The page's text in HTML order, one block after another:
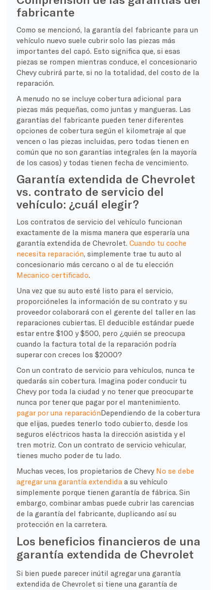
fabricante
Como se mencionó, la garantía del fabricante para un
vehículo nuevo suele cubrir solo las piezas más
importantes del capó. Esto significa que, si esas
piezas se rompen mientras conduce, el concesionario
Chevy cubrirá parte, si no la totalidad, del costo de la
reparación.
A menudo no se incluye cobertura adicional para
piezas más pequeñas, como juntas y mangueras. Las
garantías del fabricante pueden tener diferentes
opciones de cobertura según el kilometraje al que
vencen o las piezas incluidas, pero todas tienen en
común que no son garantías integrales (en la mayoría
de los casos) y todas tienen fecha de vencimiento.
Garantía extendida de Chevrolet
vs. contrato de servicio del
vehículo: ¿cuál elegir?
Los contratos de servicio del vehículo funcionan
exactamente de la misma manera que esperaría una
garantía extendida de Chevrolet. Cuando tu coche
necesita reparación , simplemente trae tu auto al
concesionario más cercano o al de tu elección
Mecanico certificado
Una vez que su auto esté listo para el servicio,
proporcióneles la información de su contrato y su
proveedor colaborará con el gerente del taller en las
reparaciones cubiertas. El deducible estándar puede
estar entre $100 y $500, pero ¿quién se preocupa
cuando la factura total de la reparación podría
superar con creces los $2000?
Con un contrato de servicio para vehículos, nunca te
quedarás sin cobertura. Imagina poder conducir tu
Chevy por toda la ciudad y no tener que preocuparte
nunca por tener que pagar por el mantenimiento.
pagar por una reparaciónDependiendo de la cobertura
que elijas, puedes tenerlo todo cubierto, desde los
seguros eléctricos hasta la dirección asistida y el
tren motriz. Con un contrato de servicio vehicular,
tienes mucho poder de tu lado.
Muchas veces, los propietarios de Chevy No se debe
agregar una garantía extendida a su vehículo
simplemente porque tienen garantía de fábrica. Sin
embargo, combinar ambas puede cubrir las carencias
de la garantía del fabricante, duplicando así su
protección en la carretera.
Los beneficios financieros de una
garantía extendida de Chevrolet
Si bien puede parecer inútil agregar una garantía
extendida de Chevrolet si tiene una garantía de